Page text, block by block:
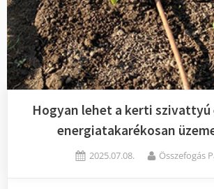
Hogyan lehet a kerti szivattyú
energiatakarékosan
Posted
2025.07.08. By
Összefogás